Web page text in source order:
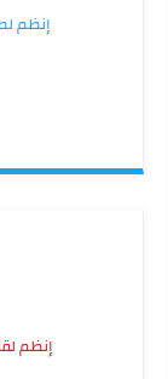
إنظم
إنظم